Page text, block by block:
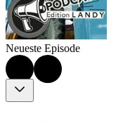
Neueste Episode